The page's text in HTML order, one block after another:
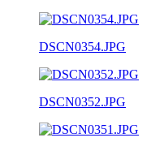
DSCN0354.JPG
DSCN0352.JPG